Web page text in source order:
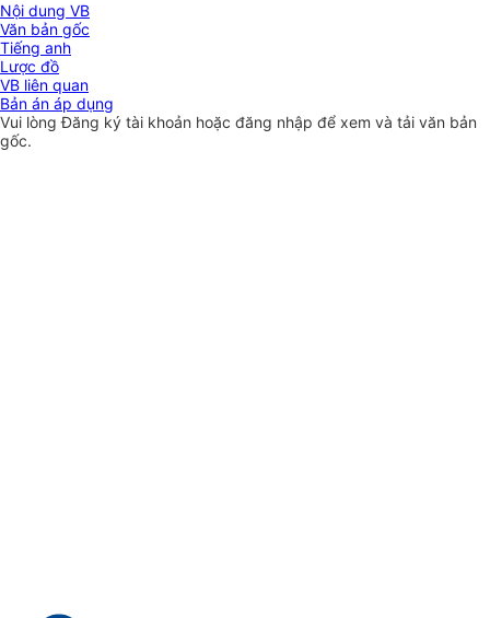
Nội dung VB
Văn bản gốc
Tiếng anh
Lược đồ
VB liên quan
Bản án áp dụng
Vui lòngĐăng ký tài khoản hoặc đăng nhập để xem và tải văn bản
gốc.